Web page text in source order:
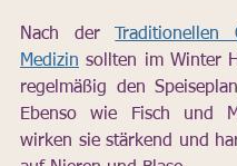
Nach der
Traditionellen
Medizin sollten im Winter
regelmäßig den
Ebenso wie Fisch und
wirken sie stärkend und